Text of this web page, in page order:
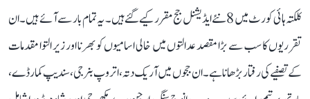
کلکتہ ہائی کورٹ میں 8 نئے ایڈیشنل جج مقرر کیے گئے ہیں۔ یہ تمام بار سے آئے ہیں۔ ان
تقرریوں کا سب سے بڑا مقصد عدالتوں میں خالی اسامیوں کو بھرنا اور زیر التوا مقدمات
کے تصفیے کی رفتار بڑھانا ہے۔ ان ججوں میں آریک دتہ، اتروپ بنرجی، سندیپ کمار ڈے،